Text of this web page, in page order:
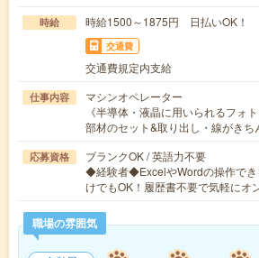
時給 時給1500～1875円 日払いOK！
交通費
交通費規定内支給
仕事内容
マシンオペレーター
《半導体・液晶に用いられるフォ
部材のセット&取り出し・線がき
応募資格
ブランクOK / 英語力不要
◆経験者◆ExcelやWordの操作でき
けでもOK！履歴書不要で気軽にオ
職場の雰囲気